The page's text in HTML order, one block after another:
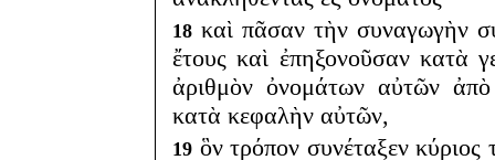
18 καὶ πᾶσαν τὴν συναγωγὴν
ἔτους καὶ ἐπηξονοῦσαν κατὰ
ἀριθμὸν ὀνομάτων αὐτῶν
κατὰ κεφαλὴν αὐτῶν,
19 ὃν τρόπον συνέταξεν